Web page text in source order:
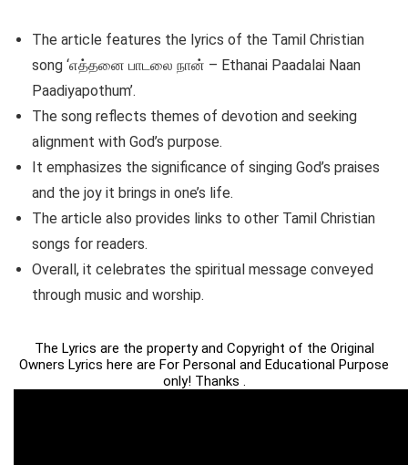
The article features the lyrics of the Tamil Christian
song ‘எத்தனை பாடலை நான் – Ethanai Paadalai Naan
Paadiyapothum’.
The song reflects themes of devotion and seeking
alignment with God’s purpose.
It emphasizes the significance of singing God’s praises
and the joy it brings in one’s life.
The article also provides links to other Tamil Christian
songs for readers.
Overall, it celebrates the spiritual message conveyed
through music and worship.
The Lyrics are the property and Copyright of the Original
Owners Lyrics here are For Personal and Educational Purpose
only! Thanks .